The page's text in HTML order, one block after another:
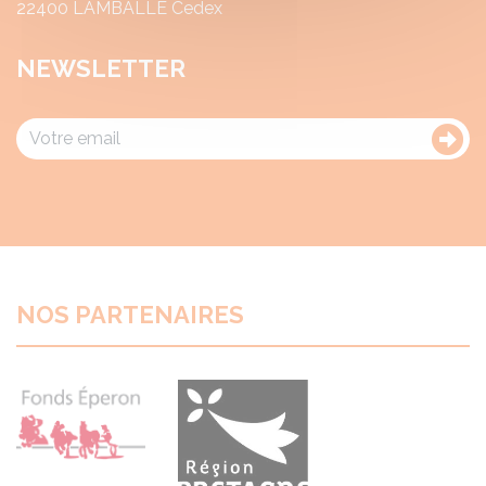
22400 LAMBALLE Cedex
NEWSLETTER
NOS PARTENAIRES